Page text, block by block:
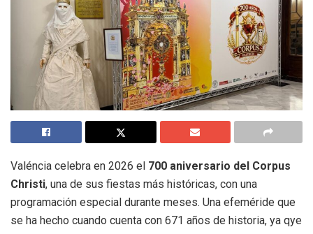
Valéncia celebra en 2026 el 700 aniversario del Corpus
Christi, una de sus fiestas más históricas, con una
programación especial durante meses. Una efeméride que
se ha hecho cuando cuenta con 671 años de historia, ya qye